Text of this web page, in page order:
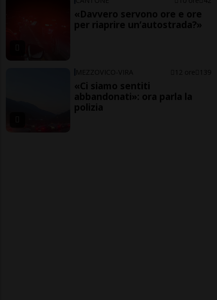
«Davvero servono ore e ore
per riaprire un’autostrada?»
MEZZOVICO-VIRA 12 ore 139
«Ci siamo sentiti
abbandonati»: ora parla la
polizia